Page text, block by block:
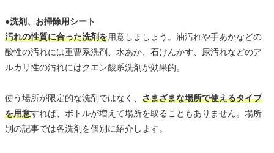
●洗剤、お掃除用シート
汚れの性質に合った洗剤を用意しましょう。油汚れや手あかなどの
酸性の汚れには重曹系洗剤、水あか、石けんかす、尿汚れなどのア
ルカリ性の汚れにはクエン酸系洗剤が効果的。
使う場所が限定的な洗剤ではなく、 さまざまな場所で使えるタイプ
を用意すれば、ボトルが増えて場所を取ることもありません。場所
別の記事では各洗剤を個別に紹介します。